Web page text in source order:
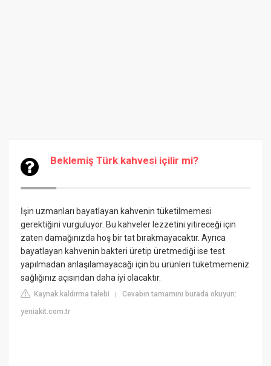
Beklemiş Türk kahvesi içilir mi?
İşin uzmanları bayatlayan kahvenin tüketilmemesi
gerektiğini vurguluyor. Bu kahveler lezzetini yitireceği için
zaten damağınızda hoş bir tat bırakmayacaktır. Ayrıca
bayatlayan kahvenin bakteri üretip üretmediği ise test
yapılmadan anlaşılamayacağı için bu ürünleri tüketmemeniz
sağlığınız açısından daha iyi olacaktır.
Kaynak kaldırma talebi |Cevabın tamamını burada okuyun:
yeniakit.com.tr